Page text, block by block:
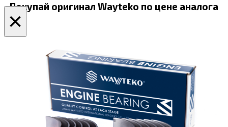
Покупай оригинал Wayteko по цене аналога
×